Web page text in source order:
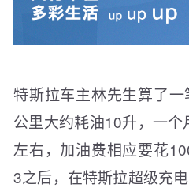
特斯拉车主林先生算了
公里大约耗油10升，一
左右，加油费相应要花
3之后，在特斯拉超级充